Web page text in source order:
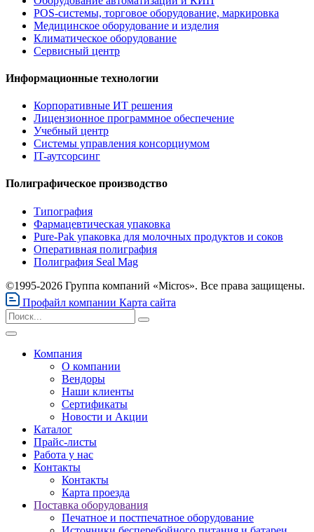
POS-системы, торговое оборудование, маркировка
Медицинское оборудование и изделия
Климатическое оборудование
Сервисный центр
Информационные технологии
Корпоративные ИТ решения
Лицензионное программное обеспечение
Учебный центр
Системы управления консорциумом
IT-аутсорсинг
Полиграфическое производство
Типография
Фармацевтическая упаковка
Pure-Pak упаковка для молочных продуктов и соков
Оперативная полиграфия
Полиграфия Seal Mag
©1995-2026 Группа компаний «Micros». Все права защищены.
Профайл компании Карта сайта
Компания
О компании
Вендоры
Наши клиенты
Сертификаты
Новости и Акции
Каталог
Прайс-листы
Работа у нас
Контакты
Контакты
Карта проезда
Поставка оборудования
Печатное и постпечатное оборудование